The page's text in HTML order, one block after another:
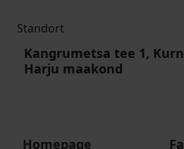
Standort
Kangrumetsa tee 1,
Harju maakond
Homepage